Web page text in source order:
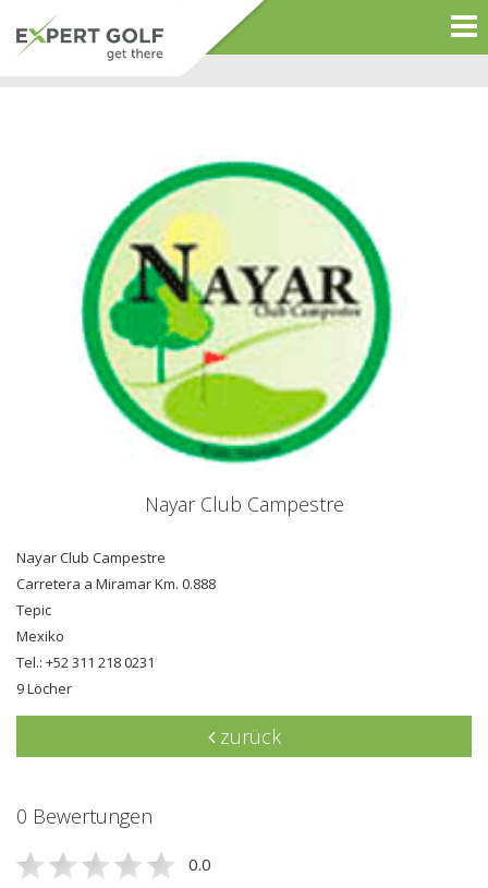
Nayar Club Campestre
Nayar Club Campestre
Carretera a Miramar Km. 0.888
Tepic
Mexiko
Tel.: +52 311 218 0231
9 Löcher
zurück
0 Bewertungen
0.0